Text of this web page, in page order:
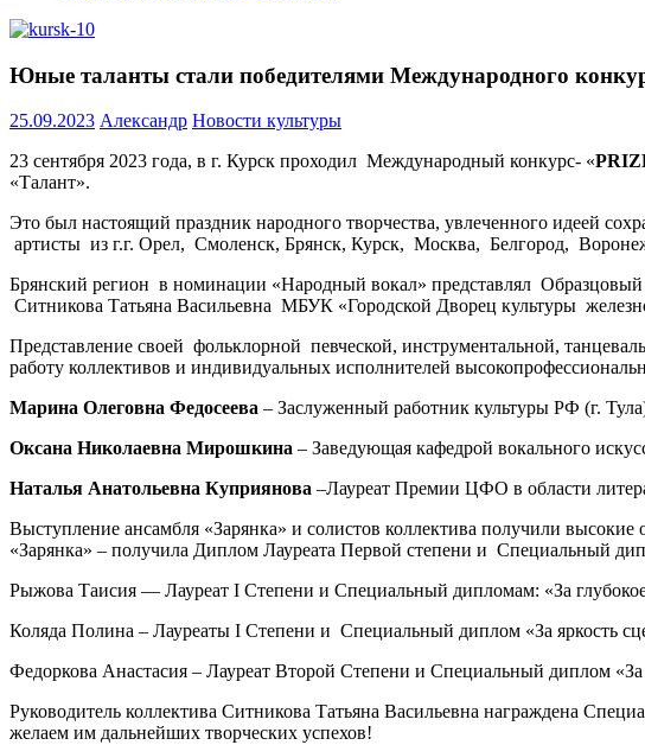
Юные таланты стали победителями Международного
25.09.2023 Александр Новости культуры
23 сентября 2023 года, в г. Курск проходил Международный конкурс- «PRIZ
«Талант».
Это был настоящий праздник народного творчества, увлеченного идеей
артисты из г.г. Орел, Смоленск, Брянск, Курск, Москва, Белгород,
Брянский регион в номинации «Народный вокал» представлял
Ситникова Татьяна Васильевна МБУК «Городской Дворец культуры
Представление своей фольклорной певческой, инструментальной,
работу коллективов и индивидуальных исполнителей
Марина Олеговна Федосеева – Заслуженный работник культуры РФ (г.
Оксана Николаевна Мирошкина – Заведующая кафедрой вокального
Наталья Анатольевна Куприянова –Лауреат Премии ЦФО в области
Выступление ансамбля «Зарянка» и солистов коллектива получили
«Зарянка» – получила Диплом Лауреата Первой степени и Специальный
Рыжова Таисия — Лауреат I Степени и Специальный дипломам: «За
Коляда Полина – Лауреаты I Степени и Специальный диплом «За яркость
Федоркова Анастасия – Лауреат Второй Степени и Специальный диплом «За
Руководитель коллектива Ситникова Татьяна Васильевна награждена
желаем им дальнейших творческих успехов!